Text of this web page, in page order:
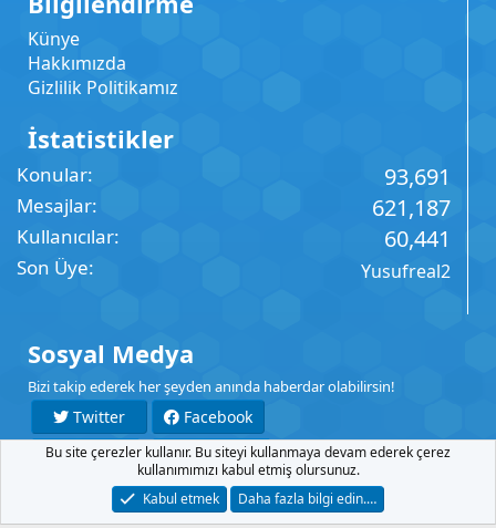
Künye
Hakkımızda
Gizlilik Politikamız
İstatistikler
Konular 93,691
Mesajlar 621,187
Kullanıcılar 60,441
Son Üye Yusufreal2
Sosyal Medya
Bizi takip ederek her şeyden anında haberdar olabilirsin!
Twitter
Facebook
YouTube
Instagram
Şartlar Gizlilik Yardım Anasayfa
R
Bu site çerezler kullanır. Bu siteyi kullanmaya devam ederek çerez
kullanımımızı kabul etmiş olursunuz.
Kabul etmek
Daha fazla bilgi edin.…